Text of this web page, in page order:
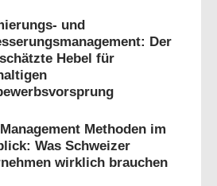
und
Der
Hebel für
Methoden im
Was Schweizer
wirklich brauchen